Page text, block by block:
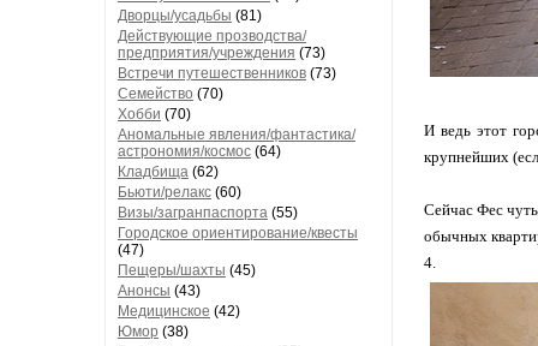
Дворцы/усадьбы (81)
Действующие прозводства/
предприятия/учреждения (73)
Встречи путешественников (73)
Семейство (70)
Хобби (70)
Аномальные явления/фантастика/
астрономия/космос (64)
Кладбища (62)
Бьюти/релакс (60)
Визы/загранпаспорта (55)
Городское ориентирование/квесты
(47)
Пещеры/шахты (45)
Анонсы (43)
Медицинское (42)
Юмор (38)
И ведь этот
крупнейших
Сейчас Фес
обычных
4.